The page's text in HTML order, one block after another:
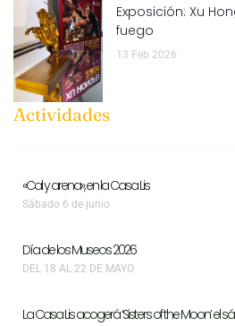
Exposición: Xu
fuego
13 Feb 2026
Actividades
«Cal y arena», en la Casa Lis
Sábado 6 de junio
Día de los Museos 2026
DEL 18 AL 22 DE MAYO
La Casa Lis acogerá ‘Sisters of the Moon’